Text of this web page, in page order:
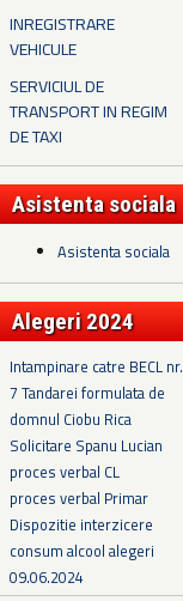
INREGISTRARE
VEHICULE
SERVICIUL DE
TRANSPORT IN REGIM
DE TAXI
Asistenta sociala
Asistenta sociala
Alegeri 2024
Intampinare catre BECL nr.
7 Tandarei formulata de
domnul Ciobu Rica
Solicitare Spanu Lucian
proces verbal CL
proces verbal Primar
Dispozitie interzicere
consum alcool alegeri
09.06.2024